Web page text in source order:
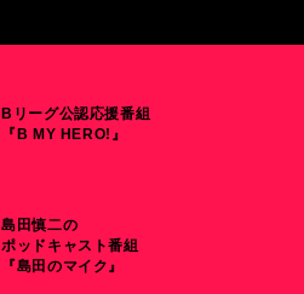
Bリーグ公認応援番組
『B MY HERO!』
島田慎二の
ポッドキャスト番組
『島田のマイク』